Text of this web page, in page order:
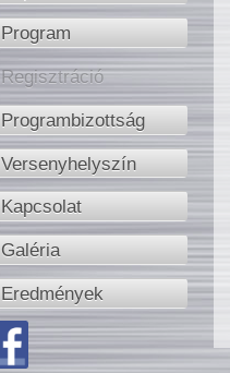
Program
Regisztráció
Programbizottság
Versenyhelyszín
Kapcsolat
Galéria
Eredmények